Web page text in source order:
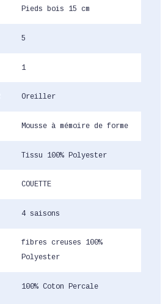
Pieds bois 15 cm
5
1
Oreiller
Mousse à mémoire de forme
Tissu 100% Polyester
COUETTE
4 saisons
fibres creuses 100%
Polyester
100% Coton Percale